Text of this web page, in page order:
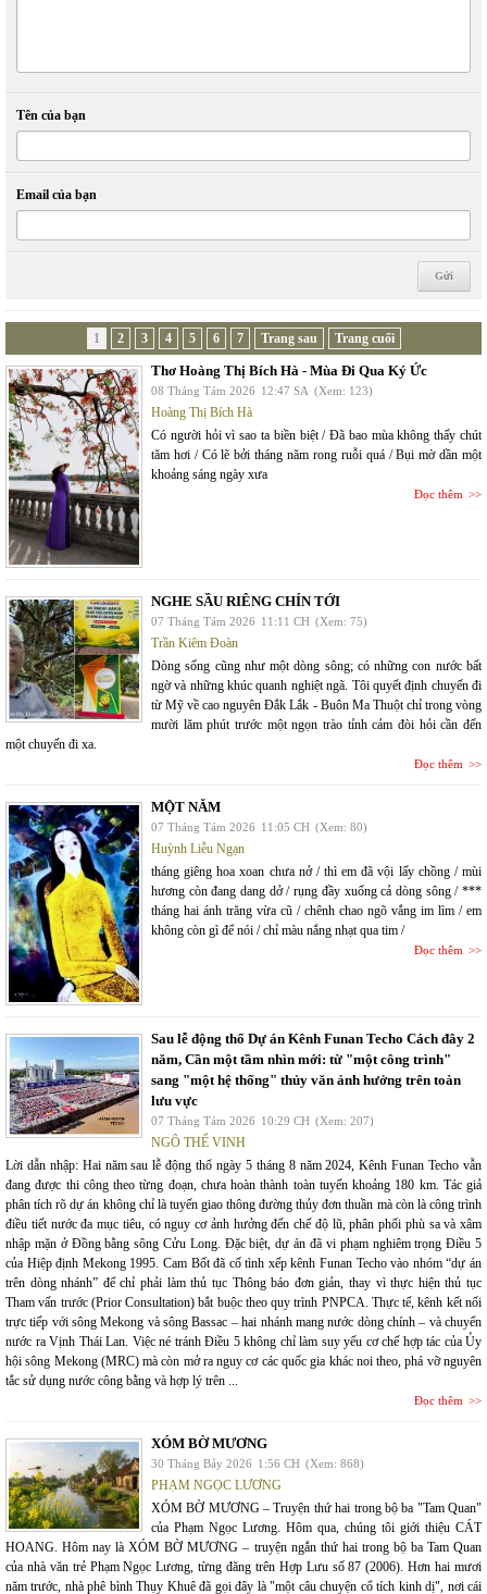
Tên của bạn
Email của bạn
1 2 3 4 5 6 7 Trang sau Trang cuối
Thơ Hoàng Thị Bích Hà - Mùa Đi Qua Ký Ức
08 Tháng Tám 2026 12:47 SA (Xem: 123)
Hoàng Thị Bích Hà
Có người hỏi vì sao ta biền biệt / Đã bao mùa không thấy chút
tăm hơi / Có lẽ bởi tháng năm rong ruỗi quá / Bụi mờ dần một
khoảng sáng ngày xưa
Đọc thêm
NGHE SẦU RIÊNG CHÍN TỚI
07 Tháng Tám 2026 11:11 CH (Xem: 75)
Trần Kiêm Đoàn
Dòng sống cũng như một dòng sông; có những con nước bất
ngờ và những khúc quanh nghiệt ngã. Tôi quyết định chuyến đi
từ Mỹ về cao nguyên Đắk Lắk - Buôn Ma Thuột chỉ trong vòng
mười lăm phút trước một ngọn trào tỉnh cảm đòi hỏi cần đến
một chuyến đi xa.
Đọc thêm
MỘT NĂM
07 Tháng Tám 2026 11:05 CH (Xem: 80)
Huỳnh Liễu Ngạn
tháng giêng hoa xoan chưa nở / thì em đã vội lấy chồng / mùi
hương còn đang dang dở / rụng đầy xuống cả dòng sông / ***
tháng hai ánh trăng vừa cũ / chênh chao ngõ vắng im lìm / em
không còn gì để nói / chỉ màu nắng nhạt qua tim /
Đọc thêm
Sau lễ động thổ Dự án Kênh Funan Techo Cách đây 2
năm, Cần một tầm nhìn mới: từ "một công trình"
sang "một hệ thống" thủy văn ảnh hưởng trên toàn
lưu vực
07 Tháng Tám 2026 10:29 CH (Xem: 207)
NGÔ THẾ VINH
Lời dẫn nhập: Hai năm sau lễ động thổ ngày 5 tháng 8 năm 2024, Kênh Funan Techo vẫn
đang được thi công theo từng đoạn, chưa hoàn thành toàn tuyến khoảng 180 km. Tác giả
phân tích rõ dự án không chỉ là tuyến giao thông đường thủy đơn thuần mà còn là công trình
điều tiết nước đa mục tiêu, có nguy cơ ảnh hưởng đến chế độ lũ, phân phối phù sa và xâm
nhập mặn ở Đồng bằng sông Cửu Long. Đặc biệt, dự án đã vi phạm nghiêm trọng Điều 5
của Hiệp định Mekong 1995. Cam Bốt đã cố tình xếp kênh Funan Techo vào nhóm “dự án
trên dòng nhánh” để chỉ phải làm thủ tục Thông báo đơn giản, thay vì thực hiện thủ tục
Tham vấn trước (Prior Consultation) bắt buộc theo quy trình PNPCA. Thực tế, kênh kết nối
trực tiếp với sông Mekong và sông Bassac – hai nhánh mang nước dòng chính – và chuyển
nước ra Vịnh Thái Lan. Việc né tránh Điều 5 không chỉ làm suy yếu cơ chế hợp tác của Ủy
hội sông Mekong (MRC) mà còn mở ra nguy cơ các quốc gia khác noi theo, phá vỡ nguyên
tắc sử dụng nước công bằng và hợp lý trên ...
Đọc thêm
XÓM BỜ MƯƠNG
30 Tháng Bảy 2026 1:56 CH (Xem: 868)
PHẠM NGỌC LƯƠNG
XÓM BỜ MƯƠNG – Truyện thứ hai trong bộ ba "Tam Quan"
của Phạm Ngọc Lương. Hôm qua, chúng tôi giới thiệu CÁT
HOANG. Hôm nay là XÓM BỜ MƯƠNG – truyện ngắn thứ hai trong bộ ba Tam Quan
của nhà văn trẻ Phạm Ngọc Lương, từng đăng trên Hợp Lưu số 87 (2006). Hơn hai mươi
năm trước, nhà phê bình Thụy Khuê đã gọi đây là "một câu chuyện cổ tích kinh dị", nơi cái